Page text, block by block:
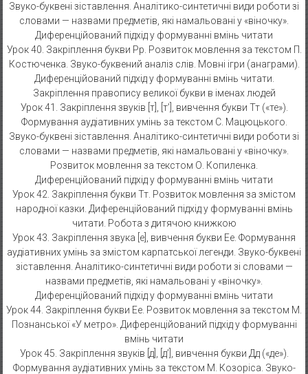
Звуко-буквені зіставлення. Аналітико-синтетичні види роботи зі
словами — назвами предметів, які намальовані у «віночку».
Диференційований підхід у формуванні вмінь читати
Урок 40. Закріплення букви Рр. Розвиток мовлення за текстом П.
Костюченка. Звуко-буквений аналіз слів. Мовні ігри (анаграми).
Диференційований підхід у формуванні вмінь читати.
Закріплення правопису великої букви в іменах людей
Урок 41. Закріплення звуків [т], [т’], вивчення букви Тт («те»).
Формування аудіативних умінь за текстом С. Мацюцького.
Звуко-буквені зіставлення. Аналітико-синтетичні види роботи зі
словами — назвами предметів, які намальовані у «віночку».
Розвиток мовлення за текстом О. Копиленка.
Диференційований підхід у формуванні вмінь читати
Урок 42. Закріплення букви Тт. Розвиток мовлення за змістом
народної казки. Диференційований підхід у формуванні вмінь
читати. Робота з дитячою книжкою
Урок 43. Закріплення звука [е], вивчення букви Ее. Формування
аудіативних умінь за змістом карпатської легенди. Звуко-буквені
зіставлення. Аналітико-синтетичні види роботи зі словами —
назвами предметів, які намальовані у «віночку».
Диференційований підхід у формуванні вмінь читати
Урок 44. Закріплення букви Ее. Розвиток мовлення за текстом М.
Познанської «У метро». Диференційований підхід у формуванні
вмінь читати
Урок 45. Закріплення звуків [д], [д’], вивчення букви Дд («де»).
Формування аудіативних умінь за текстом М. Козоріса. Звуко-